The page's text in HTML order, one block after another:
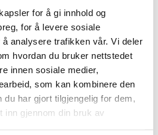
for å gi innhold og
for å levere sosiale
analysere trafikken vår. Vi deler
hvordan du bruker nettstedet
innen sosiale medier,
som kan kombinere den
du har gjort tilgjengelig for dem,
inn gjennom din bruk av